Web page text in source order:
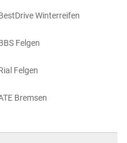
Winterreifen
Felgen
Felgen
Bremsen